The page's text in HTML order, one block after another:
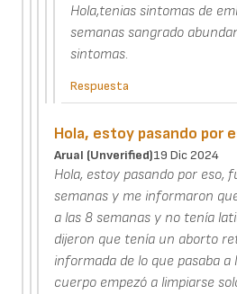
Hola,tenias sintomas de
semanas sangrado
sintomas.
Respuesta
Hola, estoy pasando por
Arual (unverified)19 Dic 2024
Hola, estoy pasando por eso,
semanas y me informaron
a las 8 semanas y no tenía
dijeron que tenía un aborto
informada de lo que pasaba a
cuerpo empezó a limpiarse